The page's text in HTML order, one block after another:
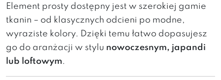
Element prosty dostępny jest w szerokiej gamie
tkanin – od klasycznych odcieni po modne,
wyraziste kolory. Dzięki temu łatwo dopasujesz
go do aranżacji w stylu nowoczesnym, japandi
lub loftowym.